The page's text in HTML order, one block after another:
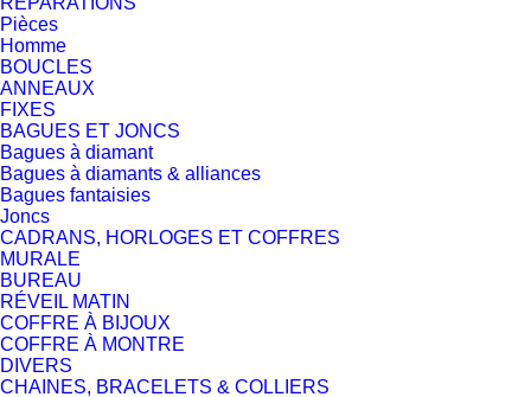
Pièces
Homme
BOUCLES
ANNEAUX
FIXES
BAGUES ET JONCS
Bagues à diamant
Bagues à diamants & alliances
Bagues fantaisies
Joncs
CADRANS, HORLOGES ET COFFRES
MURALE
BUREAU
RÉVEIL MATIN
COFFRE À BIJOUX
COFFRE À MONTRE
DIVERS
CHAINES, BRACELETS & COLLIERS